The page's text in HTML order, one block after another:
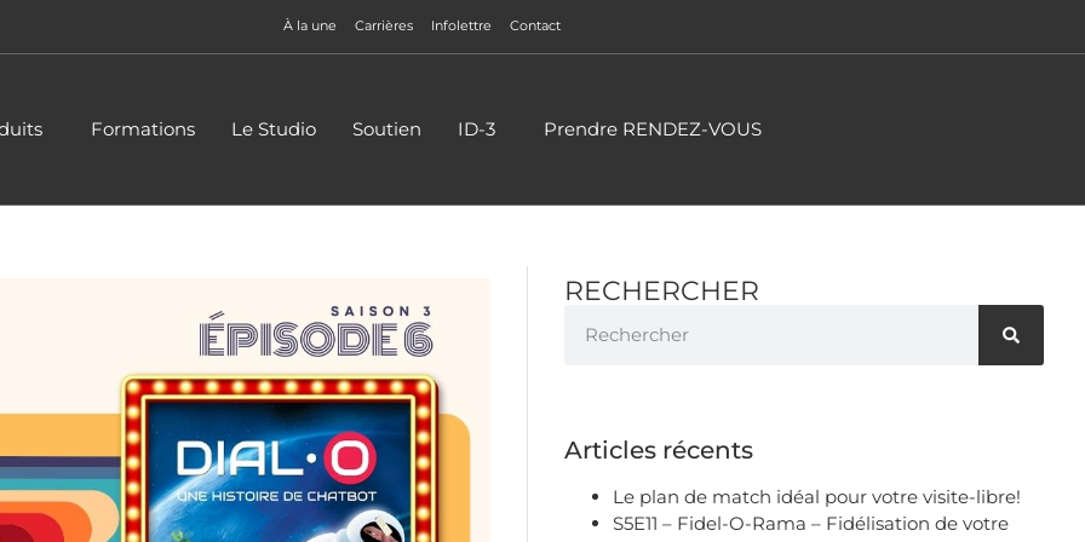
À la une Carrières Infolettre Contact
Formations Le Studio Soutien ID-3 Prendre RENDEZ-VOUS
RECHERCHER
Articles récents
Le plan de match idéal pour votre visite-libre!
S5E11 – Fidel-O-Rama – Fidélisation de votre